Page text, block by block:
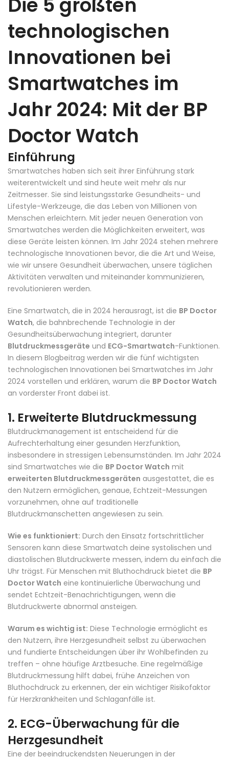
technologischen
Innovationen bei
Smartwatches im
Jahr 2024: Mit der BP
Doctor Watch
Einführung
Smartwatches haben sich seit ihrer Einführung stark
weiterentwickelt und sind heute weit mehr als nur
Zeitmesser. Sie sind leistungsstarke Gesundheits- und
Lifestyle-Werkzeuge, die das Leben von Millionen von
Menschen erleichtern. Mit jeder neuen Generation von
Smartwatches werden die Möglichkeiten erweitert, was
diese Geräte leisten können. Im Jahr 2024 stehen mehrere
technologische Innovationen bevor, die die Art und Weise,
wie wir unsere Gesundheit überwachen, unsere täglichen
Aktivitäten verwalten und miteinander kommunizieren,
revolutionieren werden.
Eine Smartwatch, die in 2024 herausragt, ist die BP Doctor
Watch, die bahnbrechende Technologie in der
Gesundheitsüberwachung integriert, darunter
Blutdruckmessgeräte und ECG-Smartwatch-Funktionen.
In diesem Blogbeitrag werden wir die fünf wichtigsten
technologischen Innovationen bei Smartwatches im Jahr
2024 vorstellen und erklären, warum die BP Doctor Watch
an vorderster Front dabei ist.
1. Erweiterte Blutdruckmessung
Blutdruckmanagement ist entscheidend für die
Aufrechterhaltung einer gesunden Herzfunktion,
insbesondere in stressigen Lebensumständen. Im Jahr 2024
sind Smartwatches wie die BP Doctor Watch mit
erweiterten Blutdruckmessgeräten ausgestattet, die es
den Nutzern ermöglichen, genaue, Echtzeit-Messungen
vorzunehmen, ohne auf traditionelle
Blutdruckmanschetten angewiesen zu sein.
Wie es funktioniert: Durch den Einsatz fortschrittlicher
Sensoren kann diese Smartwatch deine systolischen und
diastolischen Blutdruckwerte messen, indem du einfach die
Uhr trägst. Für Menschen mit Bluthochdruck bietet die BP
Doctor Watch eine kontinuierliche Überwachung und
sendet Echtzeit-Benachrichtigungen, wenn die
Blutdruckwerte abnormal ansteigen.
Warum es wichtig ist: Diese Technologie ermöglicht es
den Nutzern, ihre Herzgesundheit selbst zu überwachen
und fundierte Entscheidungen über ihr Wohlbefinden zu
treffen – ohne häufige Arztbesuche. Eine regelmäßige
Blutdruckmessung hilft dabei, frühe Anzeichen von
Bluthochdruck zu erkennen, der ein wichtiger Risikofaktor
für Herzkrankheiten und Schlaganfälle ist.
2. ECG-Überwachung für die
Herzgesundheit
Eine der beeindruckendsten Neuerungen in der